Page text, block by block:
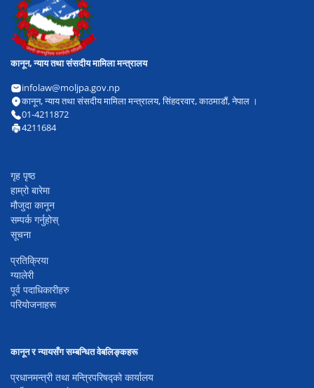
कानून, न्याय तथा संसदीय मामिला मन्त्रालय
infolaw@moljpa.gov.np
कानून, न्याय तथा संसदीय मामिला मन्त्रालय, सिंहदरवार, काठमाडौं, नेपाल ।
01-4211872
4211684
गृह पृष्ठ
हाम्रो बारेमा
मौजुदा कानून
सम्पर्क गर्नुहोस्
सूचना
प्रतिक्रिया
ग्यालेरी
पूर्व पदाधिकारीहरु
परियोजनाहरू
कानून र न्यायसँग सम्बन्धित वेबलिङ्कहरू
प्रधानमन्त्री तथा मन्त्रिपरिषद्को कार्यालय